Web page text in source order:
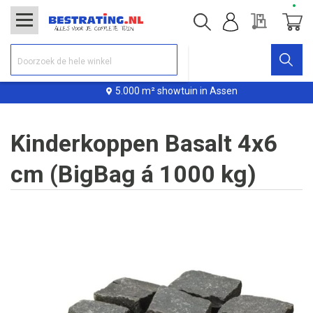
5.000 m² showtuin in Assen
Offerte
Kinderkoppen Basalt 4x6
cm (BigBag á 1000 kg)